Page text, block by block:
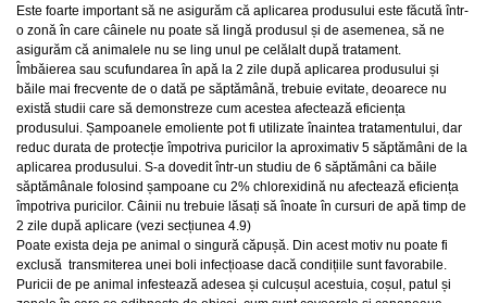
Este foarte important să ne asigurăm că aplicarea produsului este făcută într-
o zonă în care câinele nu poate să lingă produsul și de asemenea, să ne
asigurăm că animalele nu se ling unul pe celălalt după tratament.
Îmbăierea sau scufundarea în apă la 2 zile după aplicarea produsului și
băile mai frecvente de o dată pe săptămână, trebuie evitate, deoarece nu
există studii care să demonstreze cum acestea afectează eficiența
produsului. Șampoanele emoliente pot fi utilizate înaintea tratamentului, dar
reduc durata de protecție împotriva puricilor la aproximativ 5 săptămâni de la
aplicarea produsului. S-a dovedit într-un studiu de 6 săptămâni ca băile
săptămânale folosind șampoane cu 2% chlorexidină nu afectează eficiența
împotriva puricilor. Câinii nu trebuie lăsați să înoate în cursuri de apă timp de
2 zile după aplicare (vezi secțiunea 4.9)
Poate exista deja pe animal o singură căpușă. Din acest motiv nu poate fi
exclusă transmiterea unei boli infecțioase dacă condițiile sunt favorabile.
Puricii de pe animal infestează adesea și culcușul acestuia, coșul, patul și